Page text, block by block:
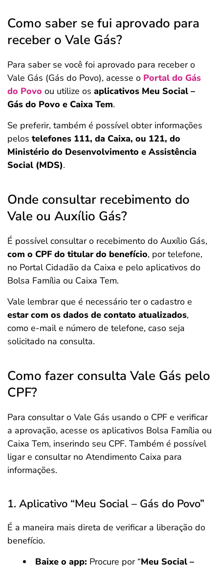
Como saber se fui aprovado para
receber o Vale Gás?
Para saber se você foi aprovado para receber o
Vale Gás (Gás do Povo), acesse o Portal do Gás
do Povo ou utilize os aplicativos Meu Social –
Gás do Povo e Caixa Tem.
Se preferir, também é possível obter informações
pelos telefones 111, da Caixa, ou 121, do
Ministério do Desenvolvimento e Assistência
Social (MDS).
Onde consultar recebimento do
Vale ou Auxílio Gás?
É possível consultar o recebimento do Auxílio Gás,
com o CPF do titular do benefício, por telefone,
no Portal Cidadão da Caixa e pelo aplicativos do
Bolsa Família ou Caixa Tem.
Vale lembrar que é necessário ter o cadastro e
estar com os dados de contato atualizados,
como e-mail e número de telefone, caso seja
solicitado na consulta.
Como fazer consulta Vale Gás pelo
CPF?
Para consultar o Vale Gás usando o CPF e verificar
a aprovação, acesse os aplicativos Bolsa Família ou
Caixa Tem, inserindo seu CPF. Também é possível
ligar e consultar no Atendimento Caixa para
informações.
1. Aplicativo “Meu Social – Gás do Povo”
É a maneira mais direta de verificar a liberação do
benefício.
Baixe o app: Procure por “Meu Social –